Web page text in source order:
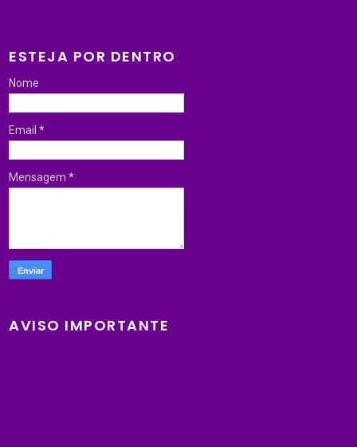
ESTEJA POR DENTRO
Nome
Email*
Mensagem*
AVISO IMPORTANTE